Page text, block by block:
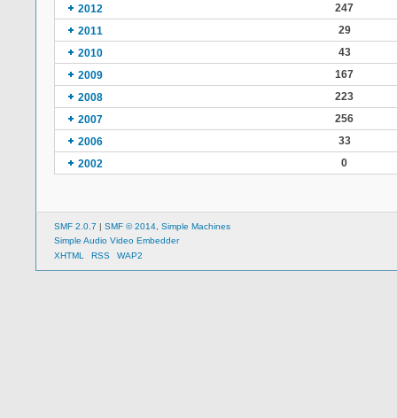
2012
247
2011
29
2010
43
2009
167
2008
223
2007
256
2006
33
2002
0
SMF 2.0.7 | SMF © 2014 Simple Machines
Simple Audio Video Embedder
XHTML
RSS WAP2